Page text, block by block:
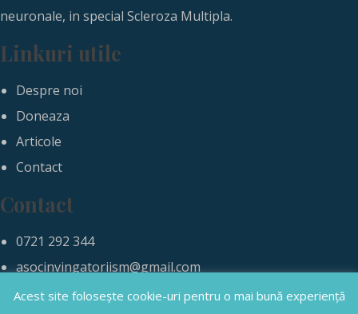
neuronale, in special Scleroza Multipla.
Linkuri utile
Despre noi
Doneaza
Articole
Contact
Contact
0721 292 344
asocinvingatoriism@gmail.com
Acest site folosește cookie-uri pentru o mai bună experiență